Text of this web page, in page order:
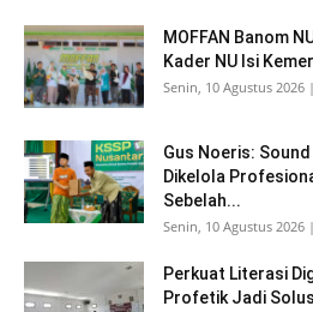
MOFFAN Banom
Kader NU Isi
Senin, 10 Agustus 2026
Gus Noeris:
Dikelola
Sebelah...
Senin, 10 Agustus 2026
Perkuat Literasi
Profetik Jadi